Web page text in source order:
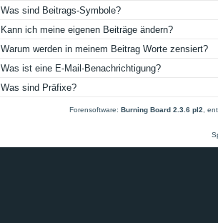
Was sind Beitrags-Symbole?
Kann ich meine eigenen Beiträge ändern?
Warum werden in meinem Beitrag Worte zensiert?
Was ist eine E-Mail-Benachrichtigung?
Was sind Präfixe?
Forensoftware: Burning Board 2.3.6 pl2 ,